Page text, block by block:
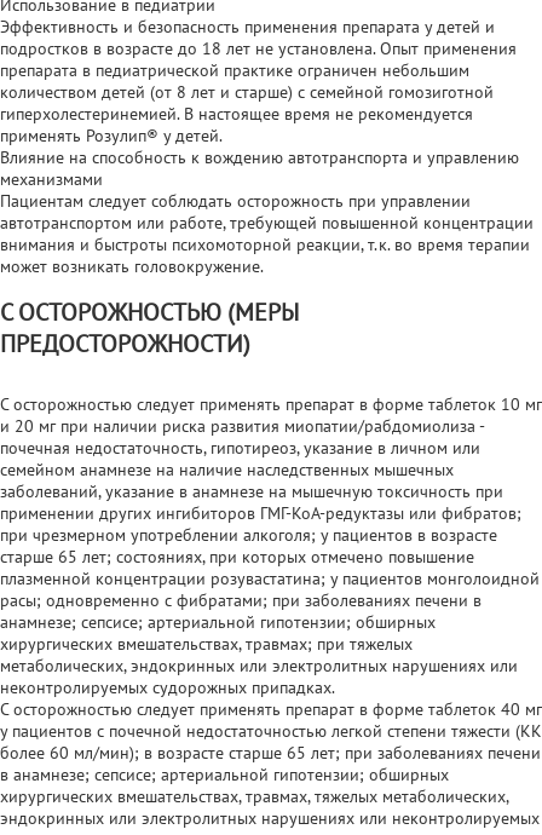
Использование в педиатрии
Эффективность и безопасность применения препарата у детей и
подростков в возрасте до 18 лет не установлена. Опыт применения
препарата в педиатрической практике ограничен небольшим
количеством детей (от 8 лет и старше) с семейной гомозиготной
гиперхолестеринемией. В настоящее время не рекомендуется
применять Розулип® у детей.
Влияние на способность к вождению автотранспорта и управлению
механизмами
Пациентам следует соблюдать осторожность при управлении
автотранспортом или работе, требующей повышенной концентрации
внимания и быстроты психомоторной реакции, т.к. во время терапии
может возникать головокружение.
С ОСТОРОЖНОСТЬЮ (МЕРЫ
ПРЕДОСТОРОЖНОСТИ)
С осторожностью следует применять препарат в форме таблеток 10 мг
и 20 мг при наличии риска развития миопатии/рабдомиолиза -
почечная недостаточность, гипотиреоз, указание в личном или
семейном анамнезе на наличие наследственных мышечных
заболеваний, указание в анамнезе на мышечную токсичность при
применении других ингибиторов ГМГ-КоА-редуктазы или фибратов;
при чрезмерном употреблении алкоголя; у пациентов в возрасте
старше 65 лет; состояниях, при которых отмечено повышение
плазменной концентрации розувастатина; у пациентов монголоидной
расы; одновременно с фибратами; при заболеваниях печени в
анамнезе; сепсисе; артериальной гипотензии; обширных
хирургических вмешательствах, травмах; при тяжелых
метаболических, эндокринных или электролитных нарушениях или
неконтролируемых судорожных припадках.
С осторожностью следует применять препарат в форме таблеток 40 мг
у пациентов с почечной недостаточностью легкой степени тяжести (КК
более 60 мл/мин); в возрасте старше 65 лет; при заболеваниях печени
в анамнезе; сепсисе; артериальной гипотензии; обширных
хирургических вмешательствах, травмах, тяжелых метаболических,
эндокринных или электролитных нарушениях или неконтролируемых